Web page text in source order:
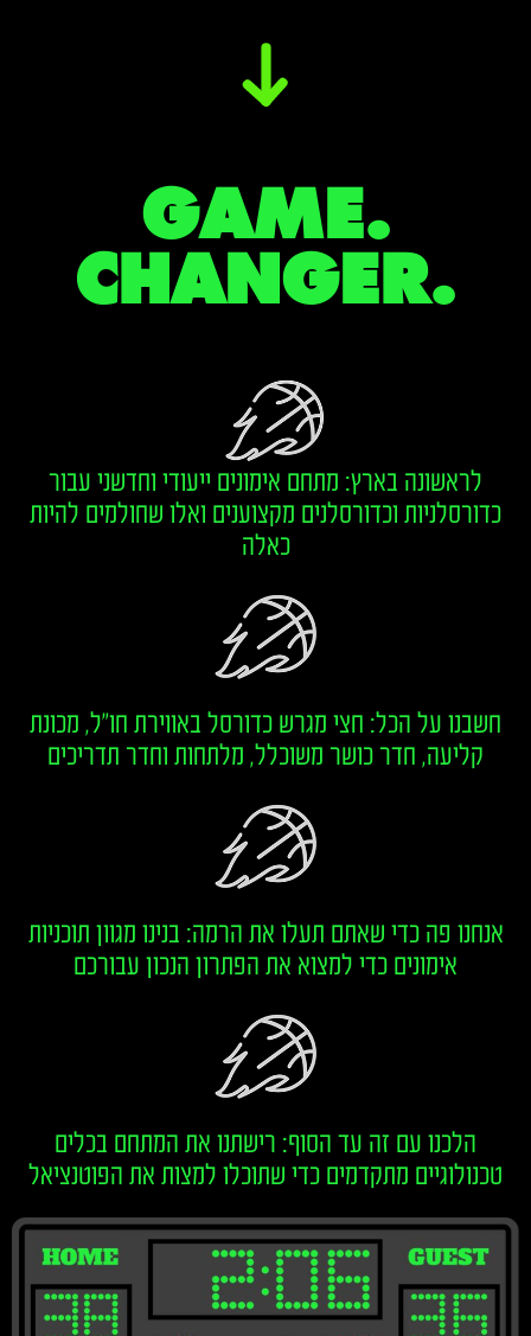
GAME.
CHANGER.
לראשונה בארץ: מתחם אימונים ייעודי וחדשני עבור
כדורסלניות וכדורסלנים מקצוענים ואלו שחולמים להיות
כאלה
חשבנו על הכל: חצי מגרש כדורסל באווירת חו"ל, מכונת
קליעה, חדר כושר משוכלל, מלתחות וחדר תדריכים
אנחנו פה כדי שאתם תעלו את הרמה: בנינו מגוון תוכניות
אימונים כדי למצוא את הפתרון הנכון עבורכם
הלכנו עם זה עד הסוף: רישתנו את המתחם בכלים
טכנולוגיים מתקדמים כדי שתוכלו למצות את הפוטנציאל